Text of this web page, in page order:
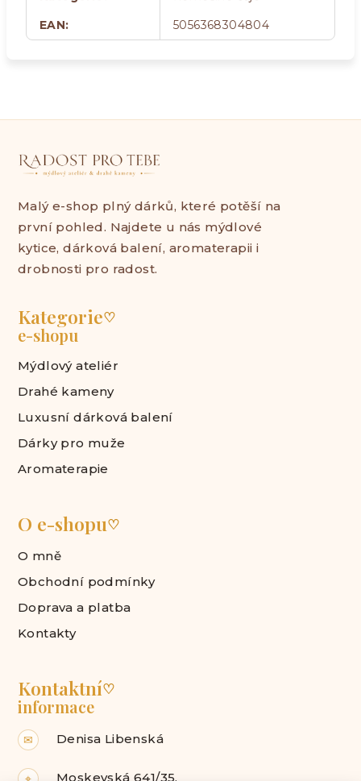
EAN: 5056368304804
Malý e-shop plný dárků, které potěší na
první pohled. Najdete u nás mýdlové
kytice, dárková balení, aromaterapii i
drobnosti pro radost.
Kategorie♡
e-shopu
Mýdlový ateliér
Drahé kameny
Luxusní dárková balení
Dárky pro muže
Aromaterapie
O e-shopu♡
O mně
Obchodní podmínky
Doprava a platba
Kontakty
Kontaktní♡
informace
✉ Denisa Libenská
Moskevská 641/35,